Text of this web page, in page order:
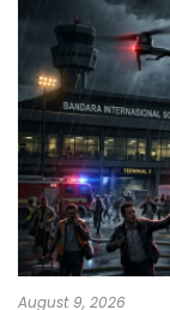
August 9, 2026